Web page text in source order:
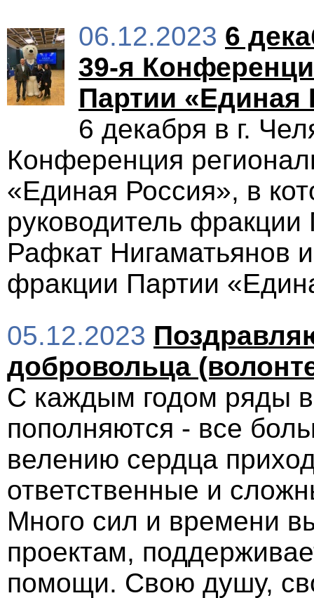
06.12.2023 6
39-я
Партии «Единая
6 декабря в г.
Конференция
«Единая Россия», в
руководитель
Рафкат Нигаматьянов
фракции Партии
05.12.2023
добровольца
С каждым годом ряды
пополняются - все
велению сердца
ответственные и
Много сил и времени
проектам,
помощи. Свою душу,